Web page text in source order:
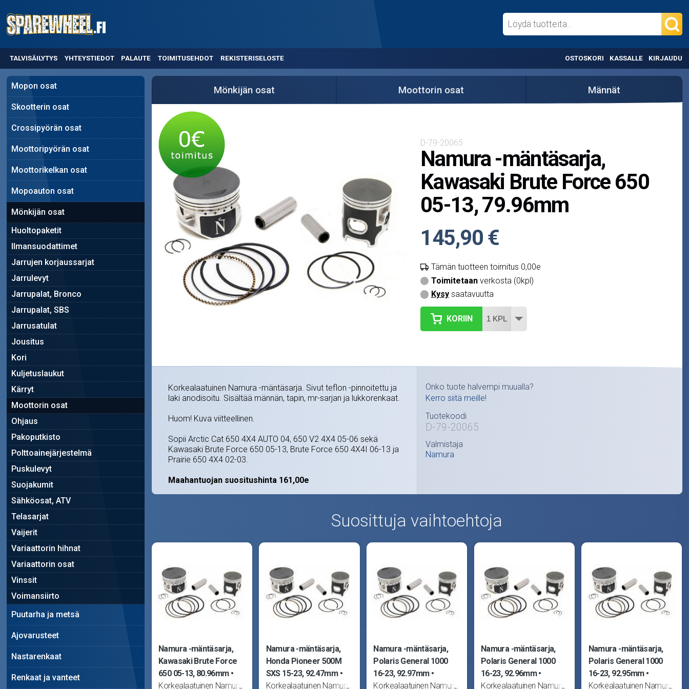
TALVISÄILYTYS YHTEYSTIEDOT PALAUTE TOIMITUSEHDOT REKISTERISELOSTE OSTOSKORI KASSALLE KIRJAUDU
Mopon osat
Skootterin osat
Crossipyörän osat
Moottoripyörän osat
Moottorikelkan osat
Mopoauton osat
Mönkijän osat
Huoltopaketit
Ilmansuodattimet
Jarrujen korjaussarjat
Jarrulevyt
Jarrupalat, Bronco
Jarrupalat, SBS
Jarrusatulat
Jousitus
Kori
Kuljetuslaukut
Kärryt
Moottorin osat
Ohjaus
Pakoputkisto
Polttoainejärjestelmä
Puskulevyt
Suojakumit
Sähköosat, ATV
Telasarjat
Vaijerit
Variaattorin hihnat
Variaattorin osat
Vinssit
Voimansiirto
Puutarha ja metsä
Ajovarusteet
Nastarenkaat
Renkaat ja vanteet
Mönkijän osat Moottorin osat Männät
D-79-20065
Namura -mäntäsarja,
Kawasaki Brute Force 650
05-13, 79.96mm
145,90 €
Tämän tuotteen toimitus 0,00e
Toimitetaanverkosta (0kpl)
Kysysaatavuutta
KORIIN
Korkealaatuinen Namura -mäntäsarja. Sivut teflon -pinnoitettu ja
laki anodisoitu. Sisältää männän, tapin, mr-sarjan ja lukkorenkaat.
Huom! Kuva viitteellinen.
Sopii Arctic Cat 650 4X4 AUTO 04, 650 V2 4X4 05-06 sekä
Kawasaki Brute Force 650 05-13, Brute Force 650 4X4I 06-13 ja
Prairie 650 4X4 02-03.
Maahantuojan suositushinta 161,00e
Onko tuote halvempi muualla?
Kerro siitä meille!
Tuotekoodi
D-79-20065
Valmistaja
Namura
Suosittuja vaihtoehtoja
Namura -mäntäsarja,
Kawasaki Brute Force
650 05-13, 80.96mm
Korkealaatuinen Namura
Namura -mäntäsarja,
Honda Pioneer 500M
SXS 15-23, 92.47mm
Korkealaatuinen Namura
Namura -mäntäsarja,
Polaris General 1000
16-23, 92.97mm
Korkealaatuinen Namura
Namura -mäntäsarja,
Polaris General 1000
16-23, 92.96mm
Korkealaatuinen Namura
Namura -mäntäsarja,
Polaris General 1000
16-23, 92.95mm
Korkealaatuinen Namura